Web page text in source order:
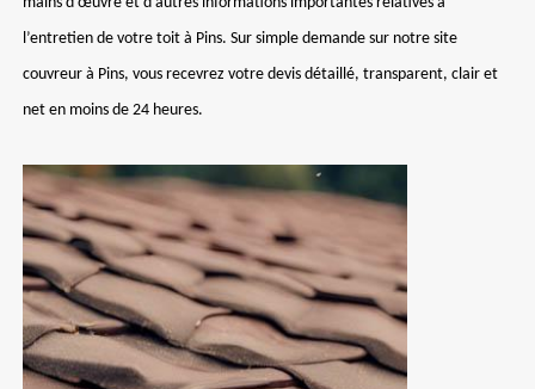
l’entretien de votre toit à Pins. Sur simple demande sur notre site
couvreur à Pins, vous recevrez votre devis détaillé, transparent, clair et
net en moins de 24 heures.